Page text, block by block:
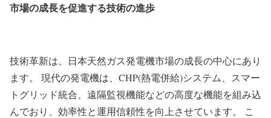
市場の成長を促進する技術の進歩
技術革新は、日本天然ガス発電機市場の成長の中心にあり
ます。 現代の発電機は、CHP(熱電併給)システム、スマー
トグリッド統合、遠隔監視機能などの高度な機能を組み込
んでおり、効率性と運用信頼性を向上させています。 こ